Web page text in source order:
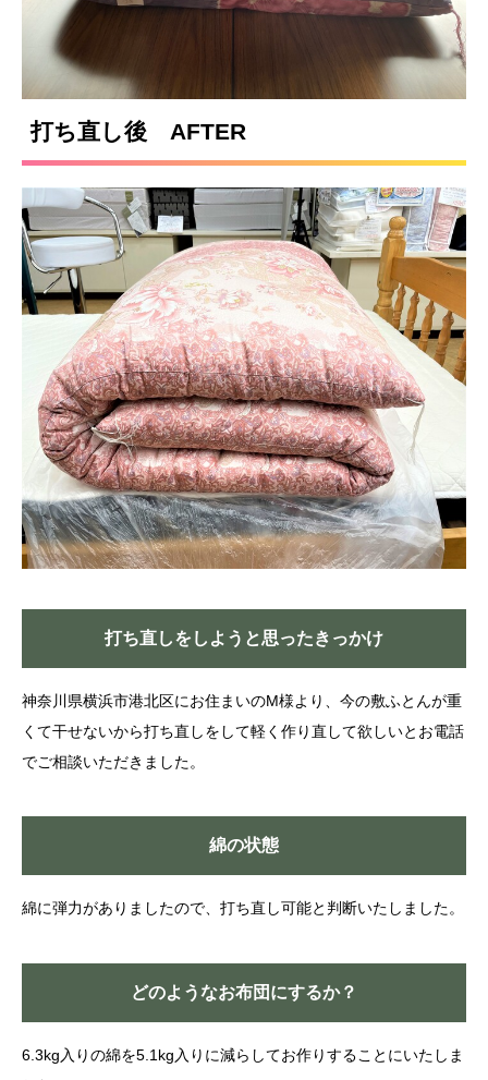
打ち直し後 AFTER
打ち直しをしようと思ったきっかけ
神奈川県横浜市港北区にお住まいのM様より、今の敷ふとんが重
くて干せないから打ち直しをして軽く作り直して欲しいとお電話
でご相談いただきました。
綿の状態
綿に弾力がありましたので、打ち直し可能と判断いたしました。
どのようなお布団にするか？
6.3kg入りの綿を5.1kg入りに減らしてお作りすることにいたしま